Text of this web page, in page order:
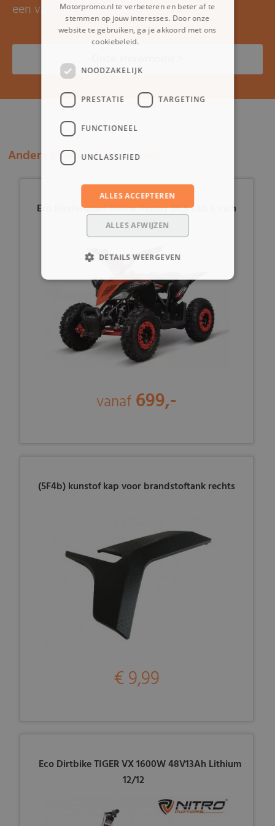
een van onze showrooms.
Andere klanten bekeken ook:
Eco Kinderquad 1000w Replay DLX Lith 6 inch
vanaf 699,-
(5F4b) kunstof kap voor brandstoftank rechts
€ 9,99
Eco Dirtbike TIGER VX 1600W 48V13Ah Lithium
12/12
Motorpromo.nl te verbeteren en beter af te
stemmen op jouw interesses. Door onze
website te gebruiken, ga je akkoord met ons
cookiebeleid.
NOODZAKELIJK
PRESTATIE TARGETING
FUNCTIONEEL
UNCLASSIFIED
ALLES ACCEPTEREN
ALLES AFWIJZEN
DETAILS WEERGEVEN